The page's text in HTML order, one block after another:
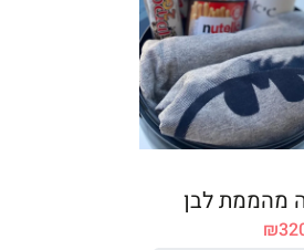
מהממת לבן
₪